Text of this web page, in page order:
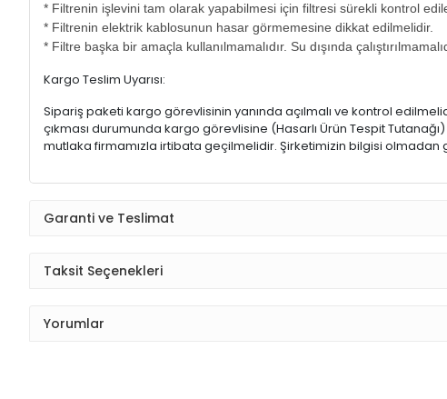
* Filtrenin işlevini tam olarak yapabilmesi için filtresi sürekli kontrol
* Filtrenin elektrik kablosunun hasar görmemesine dikkat edilmelidir.
* Filtre başka bir amaçla kullanılmamalıdır. Su dışında
Kargo Teslim Uyarısı:
Sipariş paketi kargo görevlisinin yanında açılmalı ve kontrol
çıkması durumunda kargo görevlisine (Hasarlı Ürün Tespit
mutlaka firmamızla irtibata geçilmelidir. Şirketimizin bilgisi
Garanti ve Teslimat
Taksit Seçenekleri
Yorumlar